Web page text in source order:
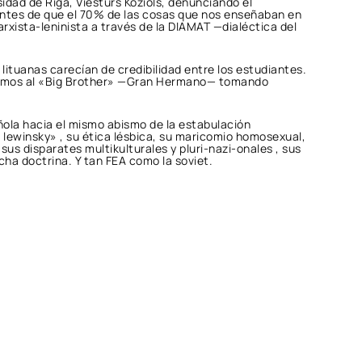
de que el 70% de las cosas que nos enseñaban en
leninista a través de la DIAMAT —dialéctica del
carecían de credibilidad entre los estudiantes.
al «Big Brother» —Gran Hermano— tomando
hacia el mismo abismo de la estabulación
, su ética lésbica, su maricomio homosexual,
disparates multikulturales y pluri-nazi-onales , sus
doctrina. Y tan FEA como la soviet.